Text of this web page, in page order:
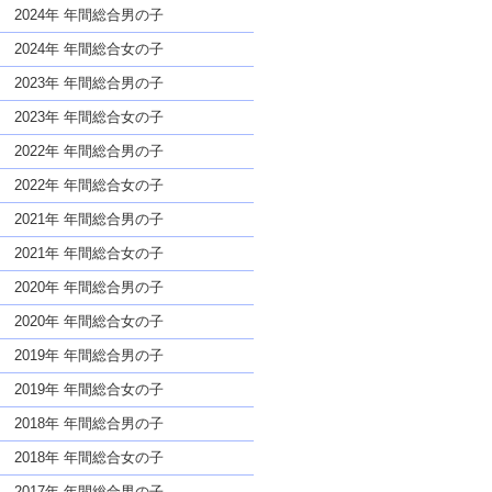
名前であっても奇抜すぎない
2024年 年間総合男の子
2024年 年間総合女の子
2023年 年間総合男の子
2023年 年間総合女の子
2022年 年間総合男の子
2022年 年間総合女の子
2021年 年間総合男の子
2021年 年間総合女の子
2020年 年間総合男の子
2020年 年間総合女の子
2019年 年間総合男の子
2019年 年間総合女の子
2018年 年間総合男の子
2018年 年間総合女の子